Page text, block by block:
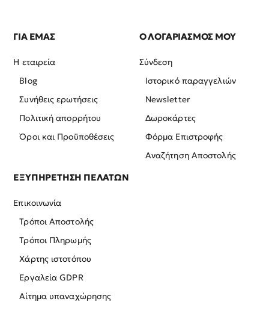
ΓΙΑ ΕΜΑΣ
Η εταιρεία
Blog
Συνήθεις ερωτήσεις
Πολιτική απορρήτου
Όροι και Προϋποθέσεις
Ο ΛΟΓΑΡΙΑΣΜΟΣ ΜΟΥ
Σύνδεση
Ιστορικό παραγγελιών
Newsletter
Δωροκάρτες
Φόρμα Επιστροφής
Αναζήτηση Αποστολής
ΕΞΥΠΗΡΕΤΗΣΗ ΠΕΛΑΤΩΝ
Επικοινωνία
Τρόποι Αποστολής
Τρόποι Πληρωμής
Χάρτης ιστοτόπου
Εργαλεία GDPR
Αίτημα υπαναχώρησης